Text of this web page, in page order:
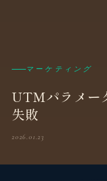
マーケティング
UTMパラメー
失敗
2026.01.23